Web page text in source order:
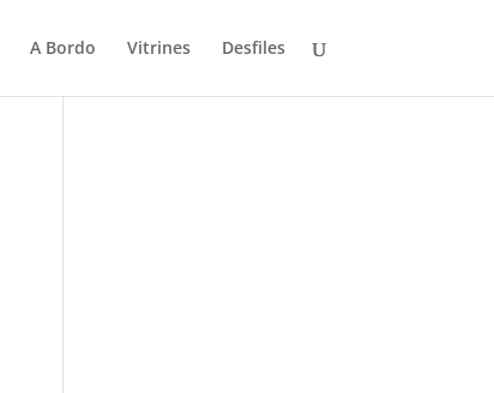
A Bordo Vitrines Desfiles